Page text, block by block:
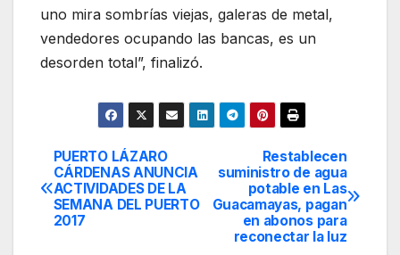
uno mira sombrías viejas, galeras de metal,
vendedores ocupando las bancas, es un
desorden total”, finalizó.
Navegación
de
Restablecen
suministro de agua
potable en Las
Guacamayas, pagan
en abonos para
reconectar la luz
PUERTO LÁZARO
CÁRDENAS ANUNCIA
ACTIVIDADES DE LA
SEMANA DEL PUERTO
2017